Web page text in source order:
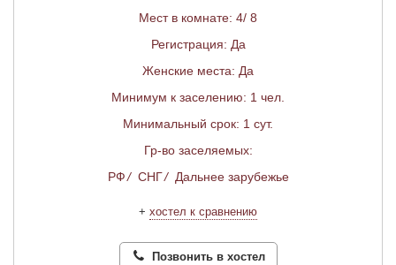
Мест в комнате: 4/ 8
Регистрация: Да
Женские места: Да
Минимум к заселению: 1 чел.
Минимальный срок: 1 сут.
Гр-во заселяемых:
РФ/ СНГ/ Дальнее зарубежье
+ хостел к сравнению
Позвонить в хостел